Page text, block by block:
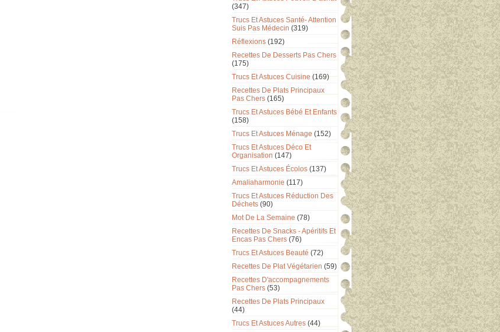
(347)
Trucs Et Astuces Santé- Attention
Suis Pas Médecin (319)
Réflexions (192)
Recettes De Desserts Pas Chers
(175)
Trucs Et Astuces Cuisine (169)
Recettes De Plats Principaux
Pas Chers (165)
Trucs Et Astuces Bébé Et Enfants
(158)
Trucs Et Astuces Ménage (152)
Trucs Et Astuces Déco Et
Organisation (147)
Trucs Et Astuces Écolos (137)
Amaliaharmonie (117)
Trucs Et Astuces Réduction Des
Déchets (90)
Mot De La Semaine (78)
Recettes De Snacks - Apéritifs Et
Encas Pas Chers (76)
Trucs Et Astuces Beauté (72)
Recettes De Plat Végétarien (59)
Recettes D'accompagnements
Pas Chers (53)
Recettes De Plats Principaux
(44)
Trucs Et Astuces Autres (44)